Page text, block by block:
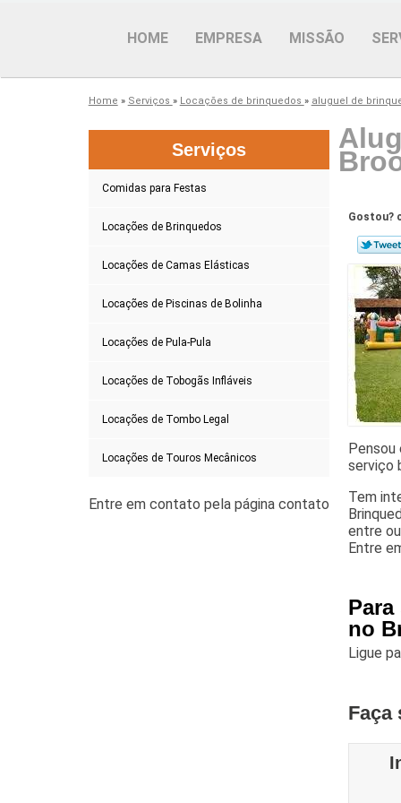
HOME EMPRESA MISSÃO
Home » Serviços » Locações de brinquedos » aluguel de
Serviços
Comidas para Festas
Locações de Brinquedos
Locações de Camas Elásticas
Locações de Piscinas de Bolinha
Locações de Pula-Pula
Locações de Tobogãs Infláveis
Locações de Tombo Legal
Locações de Touros Mecânicos
Gostou?
serviço
Tem
entre
Entre
no
Ligue
Faça